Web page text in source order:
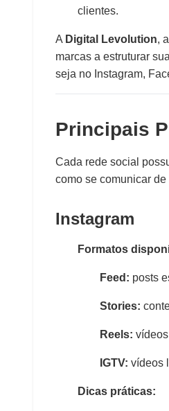
clientes.
A Digital Levolution,
marcas a estruturar
seja no Instagram,
Principais
Cada rede social
como se comunicar
Instagram
Formatos
Feed: posts
Stories:
Reels:
IGTV: vídeos
Dicas práticas: